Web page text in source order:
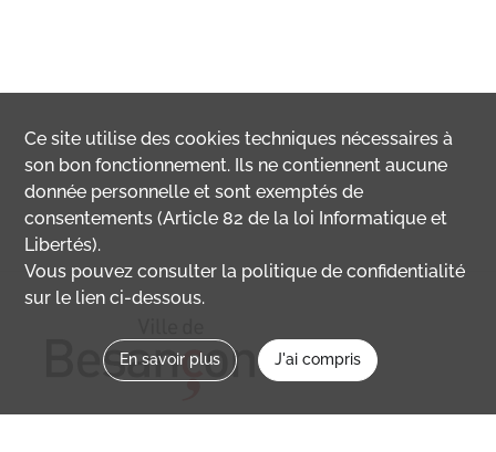
Ce site utilise descookies techniques nécessaires à
son bon fonctionnement. Ils ne contiennent aucune
donnée personnelle et sont exemptés de
consentements (Article 82 de la loi Informatique et
Libertés).
Vous pouvez consulter la politique de confidentialité
sur le lien ci-dessous.
En savoir plus J'ai compris